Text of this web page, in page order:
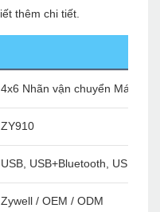
4x6 Nhãn vận chuyển Máy in
ZY910
USB, USB+Bluetooth,
Zywell / OEM / ODM